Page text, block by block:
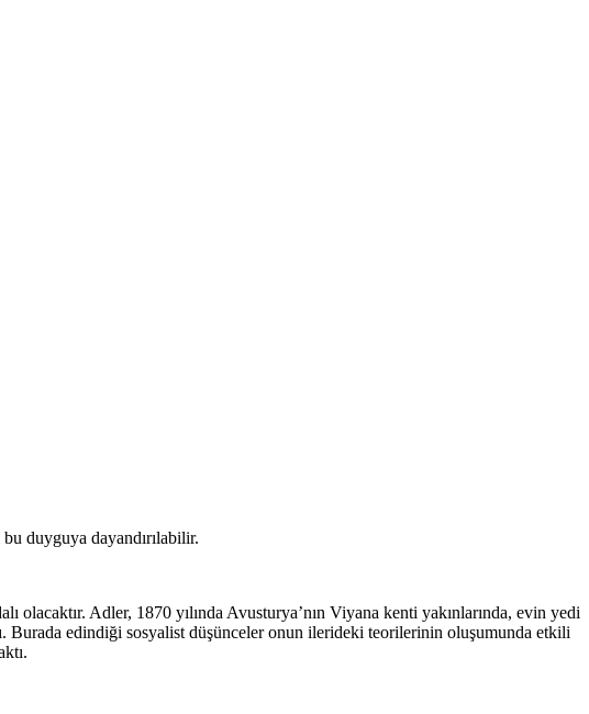
duyguya dayandırılabilir.
Adler, 1870 yılında Avusturya’nın Viyana kenti yakınlarında, evin yedi
Burada edindiği sosyalist düşünceler onun ilerideki teorilerinin oluşumunda etkili